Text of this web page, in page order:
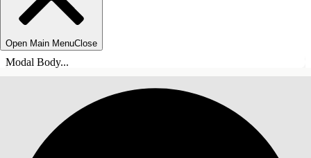
Open Main MenuClose
Modal Body...